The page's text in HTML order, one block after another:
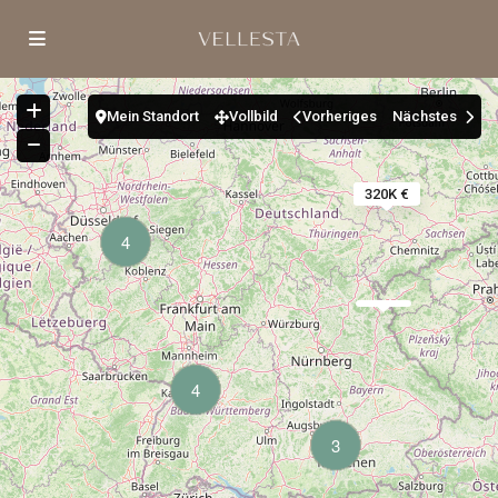
3
4
4
320K €
Mein Standort Vollbild Vorheriges Nächstes